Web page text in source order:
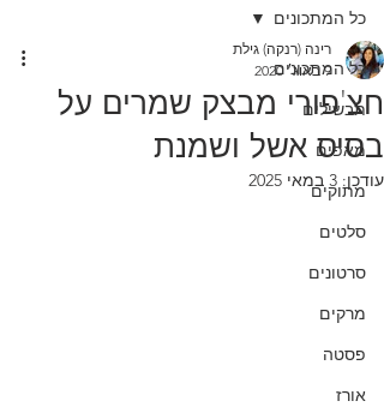
כל המתכונים
תבשילים
מאפים
מתוקים
סלטים
סרטונים
מרקים
פסטה
אורז
כל המתכונים
חצ'פורי מבצק שמרים על
בסיס אשל ושמנת
רינה (רנקה) גילת
9 באוג׳ 2020
עודכן: 3 במאי 2025